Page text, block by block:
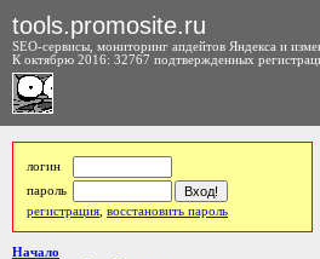
tools.promosite.ru
SEO-сервисы, мониторинг апдейтов Яндекса и
К октябрю 2016: 32767 подтвержденных
логин
пароль
регистрация восстановить пароль
Начало